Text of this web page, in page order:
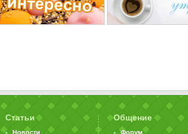
Статьи
Новости
Общение
Форум